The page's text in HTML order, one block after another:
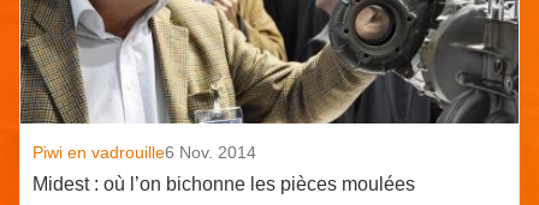
Piwi en vadrouille6 Nov. 2014
Midest : où l’on bichonne les pièces moulées